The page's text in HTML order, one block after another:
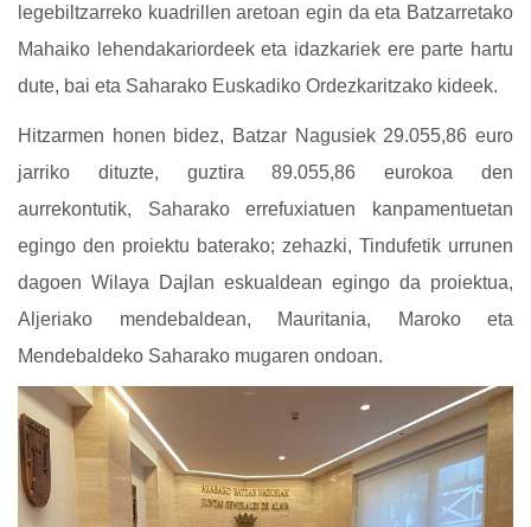
legebiltzarreko kuadrillen aretoan egin da eta Batzarretako
Mahaiko lehendakariordeek eta idazkariek ere parte hartu
dute, bai eta Saharako Euskadiko Ordezkaritzako kideek.
Hitzarmen honen bidez, Batzar Nagusiek 29.055,86 euro
jarriko dituzte, guztira 89.055,86 eurokoa den
aurrekontutik, Saharako errefuxiatuen kanpamentuetan
egingo den proiektu baterako; zehazki, Tindufetik urrunen
dagoen Wilaya Dajlan eskualdean egingo da proiektua,
Aljeriako mendebaldean, Mauritania, Maroko eta
Mendebaldeko Saharako mugaren ondoan.